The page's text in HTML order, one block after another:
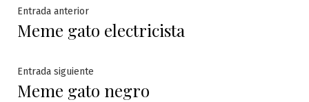
Navegación
de
entradas
Entrada anteriorEntrada
anterior:
Meme gato electricista
Entrada siguiente
siguiente:
Meme gato negro